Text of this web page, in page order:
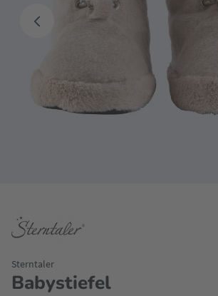
Babystiefel
Sterntaler